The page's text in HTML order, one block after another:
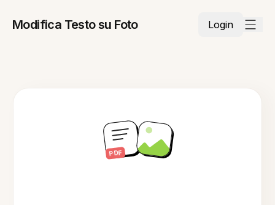
Modifica Testo su Foto Login